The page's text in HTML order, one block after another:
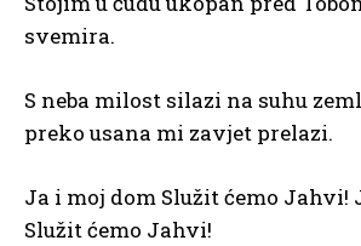
svemira.
S neba milost silazi na suhu
preko usana mi zavjet prelazi.
Ja i moj dom Služit ćemo Jahvi!
Služit ćemo Jahvi!